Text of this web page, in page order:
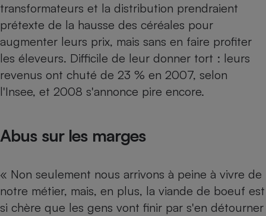
transformateurs et la distribution prendraient
prétexte de la hausse des céréales pour
augmenter leurs prix, mais sans en faire profiter
les éleveurs. Difficile de leur donner tort : leurs
revenus ont chuté de 23 % en 2007, selon
l'Insee, et 2008 s'annonce pire encore.
Abus sur les marges
« Non seulement nous arrivons à peine à vivre de
notre métier, mais, en plus, la viande de boeuf est
si chère que les gens vont finir par s'en détourner